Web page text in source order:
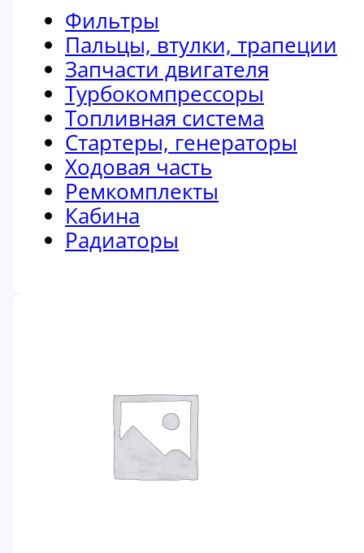
Фильтры
Пальцы, втулки, трапеции
Запчасти двигателя
Турбокомпрессоры
Топливная система
Стартеры, генераторы
Ходовая часть
Ремкомплекты
Кабина
Радиаторы